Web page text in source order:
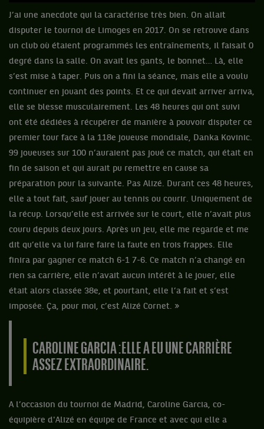
J’ai une anecdote qui la caractérise très bien. On allait
disputer le tournoi de Limoges en 2017. On se retrouve dans
un club où étaient programmés les entraînements, il faisait 0
degré dans la salle. On avait les gants, le bonnet… Là, elle
s’est mise à taper. Puis on a fini la séance, mais elle a voulu
continuer en jouant des points. Et ce qui devait arriver arriva,
elle se blesse musculairement. Les 48 heures qui ont suivi
ont été dédiées à récupérer de manière à pouvoir disputer ce
premier tour face à la 118e joueuse mondiale, Danka Kovinic.
99 joueuses sur 100 n’auraient pas joué ce match, qui était en
fin de saison et qui aurait pu remettre en cause sa
préparation pour la suivante. Pas Alizé. Durant ces 48 heures,
elle a tout fait, sauf jouer au tennis ou courir. Uniquement de
la récup. Lorsqu’elle est arrivée sur le court, elle n’avait plus
couru depuis deux jours. Après un jeu, elle me regarde et me
dit qu’elle va lui faire faire la faute en trois frappes. Elle
finira par gagner ce match 6-1 7-6. Ce match n’a changé en
rien sa carrière, elle n’avait aucun intérêt à le jouer, elle
était alors classée 38e, et pourtant, elle l’a fait et s’est
imposée. Ça, pour moi, c’est Alizé Cornet. »
CAROLINE GARCIA : ELLE A EU UNE CARRIÈRE
ASSEZ EXTRAORDINAIRE.
A l’occasion du tournoi de Madrid, Caroline Garcia, co-
équipière d'Alizé en équipe de France et avec qui elle a